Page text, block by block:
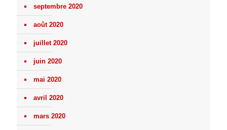
septembre 2020
août 2020
juillet 2020
juin 2020
mai 2020
avril 2020
mars 2020